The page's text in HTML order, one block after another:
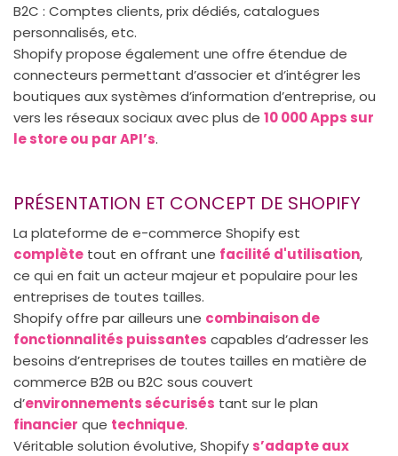
B2C : Comptes clients, prix dédiés, catalogues
personnalisés, etc.
Shopify propose également une offre étendue de
connecteurs permettant d’associer et d’intégrer les
boutiques aux systèmes d’information d’entreprise, ou
vers les réseaux sociaux avec plus de 10 000 Apps sur
le store ou par API’s.
PRÉSENTATION ET CONCEPT DE SHOPIFY
La plateforme de e-commerce Shopify est
complète tout en offrant une facilité d'utilisation,
ce qui en fait un acteur majeur et populaire pour les
entreprises de toutes tailles.
Shopify offre par ailleurs une combinaison de
fonctionnalités puissantes capables d’adresser les
besoins d’entreprises de toutes tailles en matière de
commerce B2B ou B2C sous couvert
d’environnements sécurisés tant sur le plan
financier que technique.
Véritable solution évolutive, Shopify s’adapte aux